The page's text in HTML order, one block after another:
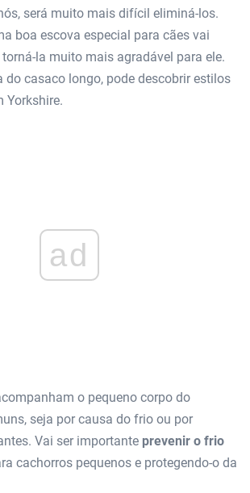
será muito mais difícil eliminá-los.
boa escova especial para cães vai
la muito mais agradável para ele.
do casaco longo, pode descobrir estilos
Yorkshire.
ad
o pequeno corpo do
seja por causa do frio ou por
Vai ser importante prevenir o frio
cachorros pequenos e protegendo-o da